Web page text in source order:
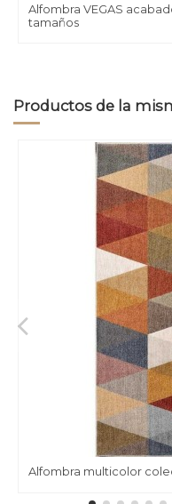
Alfombra VEGAS
tamaños
Productos de la
Alfombra multicolor